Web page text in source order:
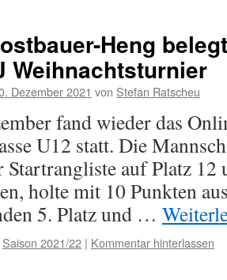
Heng
Weihnachtsturnier
Dezember 2021 von Stefan Ratscheu
fand wieder das
U12 statt. Die
Startrangliste auf Platz 12
holte mit 10 Punkten
5. Platz und …
Saison 2021/22 | Kommentar hinterlassen